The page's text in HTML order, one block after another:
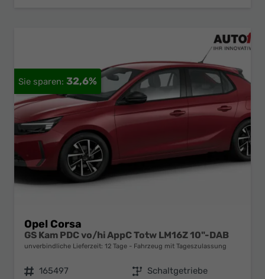
32,6%
Opel Corsa
GS Kam PDC vo/hi AppC Totw LM16Z 10"-DAB
unverbindliche Lieferzeit: 12 Tage Fahrzeug mit Tageszulassung
Fahrzeugnr. 165497 Getriebe Schaltgetriebe